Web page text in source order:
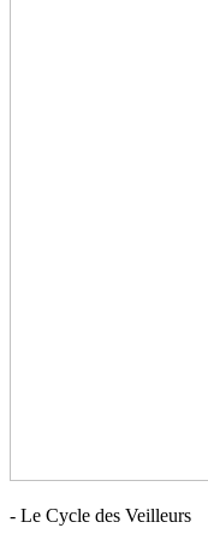
- Le Cycle des Veilleurs